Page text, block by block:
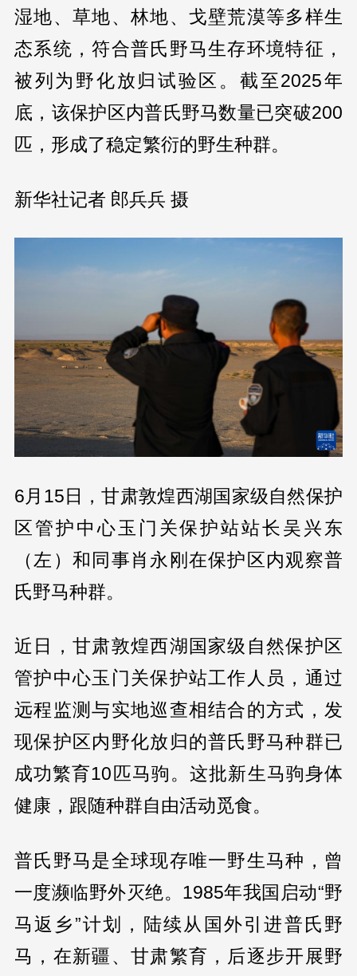
湿地、草地、林地、戈壁荒漠等多样生
态系统，符合普氏野马生存环境特征，
被列为野化放归试验区。截至2025年
底，该保护区内普氏野马数量已突破200
匹，形成了稳定繁衍的野生种群。
新华社记者 郎兵兵 摄
6月15日，甘肃敦煌西湖国家级自然保护
区管护中心玉门关保护站站长吴兴东
（左）和同事肖永刚在保护区内观察普
氏野马种群。
近日，甘肃敦煌西湖国家级自然保护区
管护中心玉门关保护站工作人员，通过
远程监测与实地巡查相结合的方式，发
现保护区内野化放归的普氏野马种群已
成功繁育10匹马驹。这批新生马驹身体
健康，跟随种群自由活动觅食。
普氏野马是全球现存唯一野生马种，曾
一度濒临野外灭绝。1985年我国启动“野
马返乡”计划，陆续从国外引进普氏野
马，在新疆、甘肃繁育，后逐步开展野